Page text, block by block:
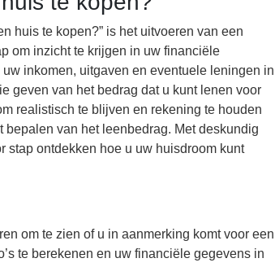
huis te kopen?” is het uitvoeren van een
om inzicht te krijgen in uw financiële
inkomen, uitgaven en eventuele leningen in
geven van het bedrag dat u kunt lenen voor
realistisch te blijven en rekening te houden
van het leenbedrag. Met deskundig
stap ontdekken hoe u uw huisdroom kunt
om te zien of u in aanmerking komt voor een
te berekenen en uw financiële gegevens in